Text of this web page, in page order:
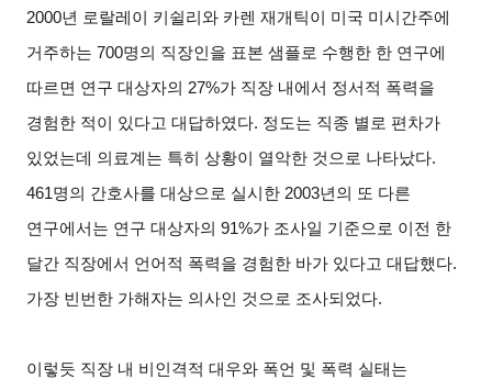
2000년 로랄레이 키쉴리와 카렌 재개틱이 미국 미시간주에
거주하는 700명의 직장인을 표본 샘플로 수행한 한 연구에
따르면 연구 대상자의 27%가 직장 내에서 정서적 폭력을
경험한 적이 있다고 대답하였다. 정도는 직종 별로 편차가
있었는데 의료계는 특히 상황이 열악한 것으로 나타났다.
461명의 간호사를 대상으로 실시한 2003년의 또 다른
연구에서는 연구 대상자의 91%가 조사일 기준으로 이전 한
달간 직장에서 언어적 폭력을 경험한 바가 있다고 대답했다.
가장 빈번한 가해자는 의사인 것으로 조사되었다.
이렇듯 직장 내 비인격적 대우와 폭언 및 폭력 실태는